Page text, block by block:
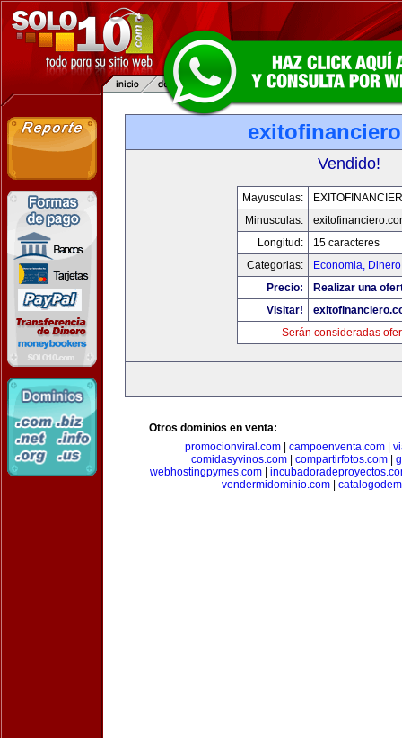
Vendido!
Mayusculas:
Minusculas:
Longitud:
15 caracteres
Categorias:
Economia,
Precio:
Realizar una
Visitar!
Serán consideradas
Otros dominios en venta:
promocionviral.com
campoenventa.com
comidasyvinos.com| compartirfotos.com|
webhostingpymes.com
vendermidominio.com|